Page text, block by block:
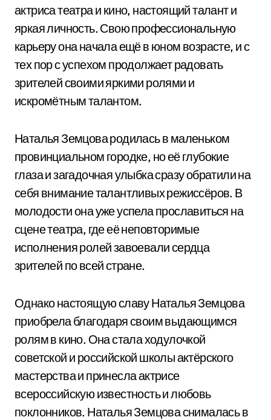
актриса театра и кино, настоящий талант и
яркая личность. Свою профессиональную
карьеру она начала ещё в юном возрасте, и с
тех пор с успехом продолжает радовать
зрителей своими яркими ролями и
искромётным талантом.
Наталья Земцова родилась в маленьком
провинциальном городке, но её глубокие
глаза и загадочная улыбка сразу обратили на
себя внимание талантливых режиссёров. В
молодости она уже успела прославиться на
сцене театра, где её неповторимые
исполнения ролей завоевали сердца
зрителей по всей стране.
Однако настоящую славу Наталья Земцова
приобрела благодаря своим выдающимся
ролям в кино. Она стала ходулочкой
советской и российской школы актёрского
мастерства и принесла актрисе
всероссийскую известность и любовь
поклонников. Наталья Земцова снималась в